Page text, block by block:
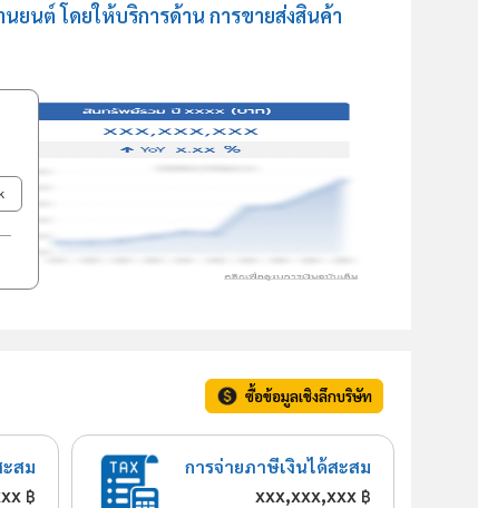
นต์ โดยให้บริการด้าน การขายส่งสินค้า
ซื้อข้อมูลเชิงลึกบริษัท
สม
฿
การจ่ายภาษีเงินได้สะสม
xxx,xxx,xxx ฿